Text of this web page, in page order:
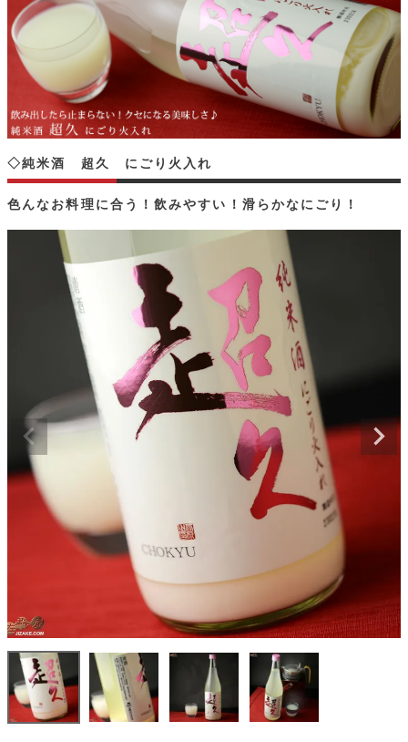
色んなお料理に合う！飲みやすい！滑らかなにごり！
◇純米酒 超久 にごり火入れ